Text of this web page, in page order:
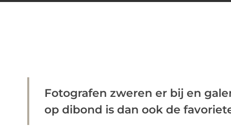
Fotografen zweren er bij en
op dibond is dan ook de